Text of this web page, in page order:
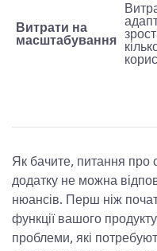
Витрати на
масштабування
Як бачите, питання про
додатку не можна
нюансів. Перш ніж
функції вашого
проблеми, які